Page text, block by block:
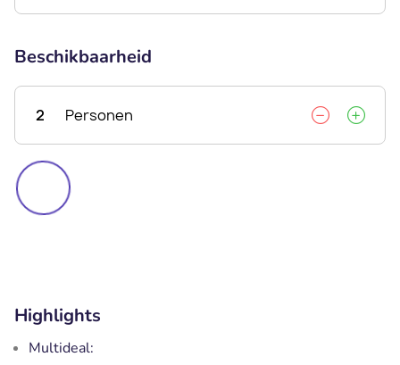
Beschikbaarheid
2 Personen
Highlights
Multideal: